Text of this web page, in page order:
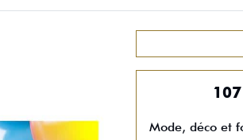
Mode, déco et